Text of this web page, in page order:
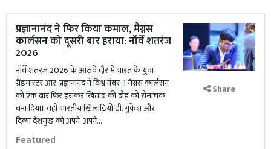
प्रज्ञानानंद ने फिर किया कमाल, मैग्नस
कार्लसन को दूसरी बार हराया: नॉर्वे शतरंज
2026
नॉर्वे शतरंज 2026 के आठवें दौर में भारत के युवा
ग्रैंडमास्टर आर. प्रज्ञानानंद ने विश्व नंबर-1 मैग्नस कार्लसन
को एक बार फिर हराकर खिताब की दौड़ को रोमांचक
बना दिया। वहीं भारतीय खिलाड़ियों डी. गुकेश और
दिव्या देशमुख को अपने-अपने...
Featured
Share